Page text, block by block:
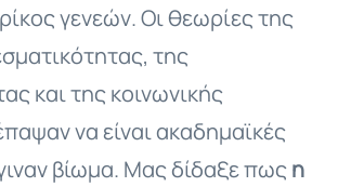
γενεών. Οι θεωρίες της
της
και της κοινωνικής
να είναι ακαδημαϊκές
βίωμα. Μας δίδαξε πωςη